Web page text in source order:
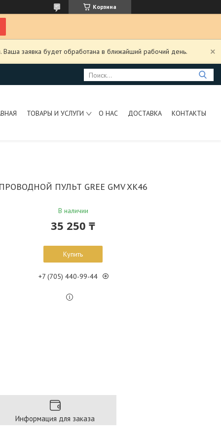
Корзина
заявка будет обработана в ближайший рабочий день.
ТОВАРЫ И УСЛУГИ О НАС ДОСТАВКА КОНТАКТЫ
ПРОВОДНОЙ ПУЛЬТ GREE GMV XK46
В наличии
35 250 ₸
Купить
+7 (705) 440-99-44
Информация для заказа